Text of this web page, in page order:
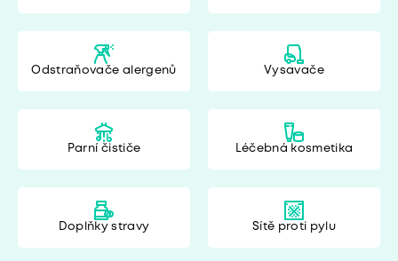
Odstraňovače alergenů Vysavače
Parní čističe Léčebná kosmetika
Doplňky stravy Sítě proti pylu